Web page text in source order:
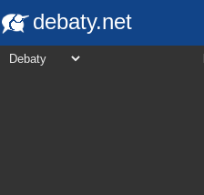
debaty.net